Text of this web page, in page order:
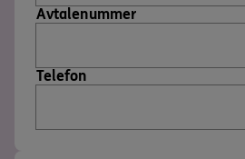
Avtalenummer
Telefon